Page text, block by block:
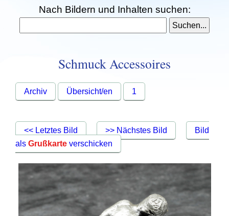
Nach Bildern und Inhalten suchen:
Schmuck Accessoires
Archiv Übersicht/en 1
<< Letztes Bild >> Nächstes Bild
Bild
alsGrußkarte verschicken